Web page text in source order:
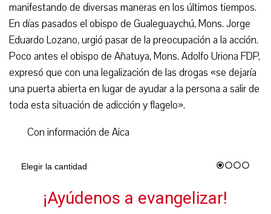
manifestando de diversas maneras en los últimos tiempos.
En días pasados el obispo de Gualeguaychú, Mons. Jorge
Eduardo Lozano, urgió pasar de la preocupación a la acción.
Poco antes el obispo de Añatuya, Mons. Adolfo Uriona FDP,
expresó que con una legalización de las drogas «se dejaría
una puerta abierta en lugar de ayudar a la persona a salir de
toda esta situación de adicción y flagelo».
Con información de Aica